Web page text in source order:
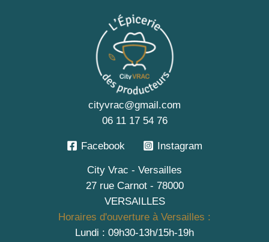
cityvrac@gmail.com
06 11 17 54 76
Facebook Instagram
City Vrac - Versailles
27 rue Carnot - 78000
VERSAILLES
Horaires d'ouverture à Versailles :
Lundi : 09h30-13h/15h-19h